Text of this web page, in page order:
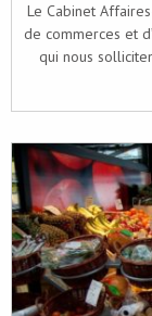
Le Cabinet
de commerces et
qui nous